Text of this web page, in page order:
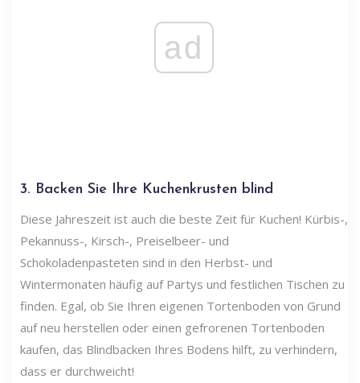
ad
3. Backen Sie Ihre Kuchenkrusten blind
Diese Jahreszeit ist auch die beste Zeit für Kuchen! Kürbis-,
Pekannuss-, Kirsch-, Preiselbeer- und
Schokoladenpasteten sind in den Herbst- und
Wintermonaten häufig auf Partys und festlichen Tischen zu
finden. Egal, ob Sie Ihren eigenen Tortenboden von Grund
auf neu herstellen oder einen gefrorenen Tortenboden
kaufen, das Blindbacken Ihres Bodens hilft, zu verhindern,
dass er durchweicht!